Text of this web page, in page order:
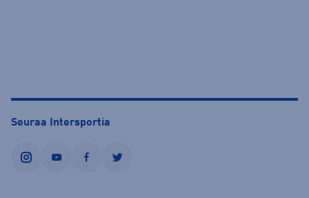
Seuraa Intersportia
instagramyoutubefacebooktwitter